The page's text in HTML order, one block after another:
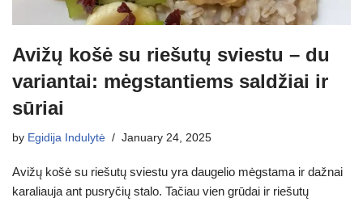
Avižų košė su riešutų sviestu – du
variantai: mėgstantiems saldžiai ir
sūriai
by Egidija Indulytė January 24, 2025
Avižų košė su riešutų sviestu yra daugelio mėgstama ir dažnai
karaliauja ant pusryčių stalo. Tačiau vien grūdai ir riešutų